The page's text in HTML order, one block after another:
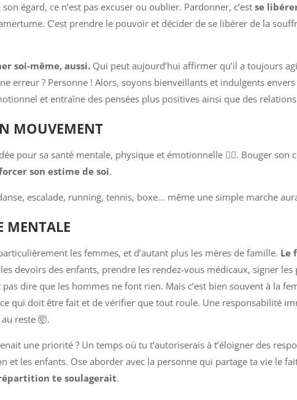
égard, ce n’est pas excuser ou oublier. Pardonner, c’estse
C’est prendre le pouvoir et décider de se libérer de la
soi-même, aussi. Qui peut aujourd’hui affirmer qu’il a toujours
erreur ? Personne ! Alors, soyons bienveillants et indulgents
et entraîne des pensées plus positives ainsi que des
MOUVEMENT
pour sa santé mentale, physique et émotionnelle 🏃‍♀️. Bouger son
son estime de soi.
escalade, running, tennis, boxe… même une simple marche
MENTALE
les femmes, et d’autant plus les mères de famille. Le
devoirs des enfants, prendre les rendez-vous médicaux, signer
dire que les hommes ne font rien. Mais c’est bien souvent à la
qui doit être fait et de vérifier que tout roule. Une responsabilité
reste 🤯.
une priorité ? Un temps où tu t’autoriserais à t’éloigner des
et les enfants. Ose aborder avec la personne qui partage ta vie le
te soulagerait.